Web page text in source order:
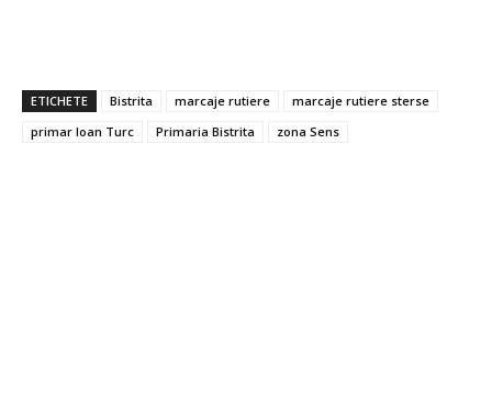
ETICHETE Bistrita marcaje rutiere
marcaje rutiere sterse
primar Ioan Turc
Primaria Bistrita zona Sens